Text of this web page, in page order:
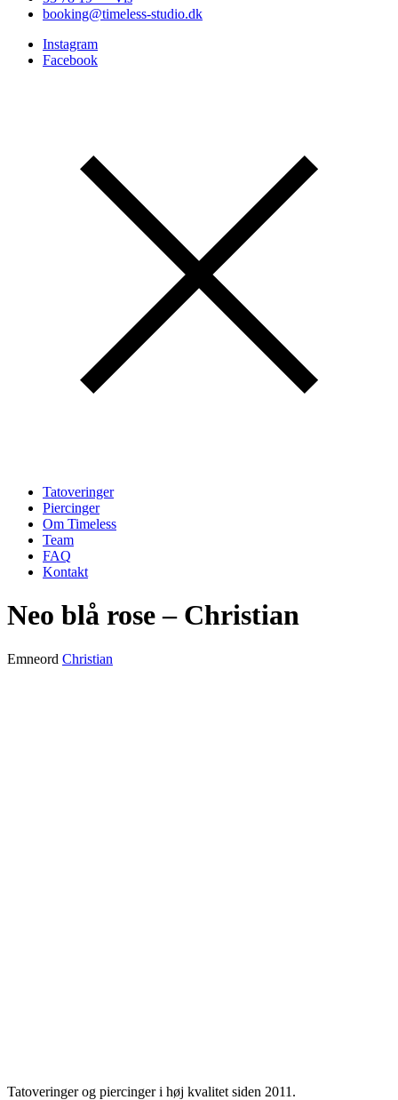
booking@timeless-studio.dk
Instagram
Facebook
Tatoveringer
Piercinger
Om Timeless
Team
FAQ
Kontakt
Neo blå rose – Christian
Emneord Christian
Tatoveringer og piercinger i høj kvalitet siden 2011.